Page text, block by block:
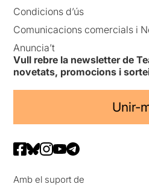
Condicions d’ús
Comunicacions comercials i
Anuncia’t
Vull rebre la newsletter de
novetats, promocions i
Unir-
Amb el suport de